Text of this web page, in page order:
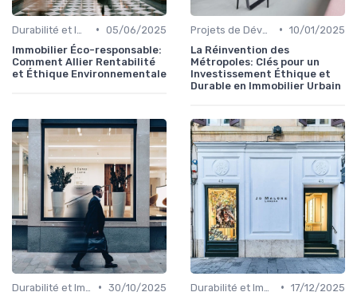
• 05/06/2025
Immobilier Éco-responsable:
Comment Allier Rentabilité
et Éthique Environnementale
• 10/01/2025
La Réinvention des
Métropoles: Clés pour un
Investissement Éthique et
Durable en Immobilier Urbain
• 30/10/2025
• 17/12/2025